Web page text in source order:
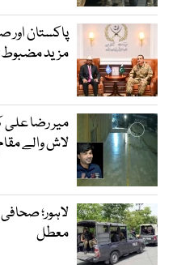
پاکستان اور
مزید مضبوط
لاش والے
معطل